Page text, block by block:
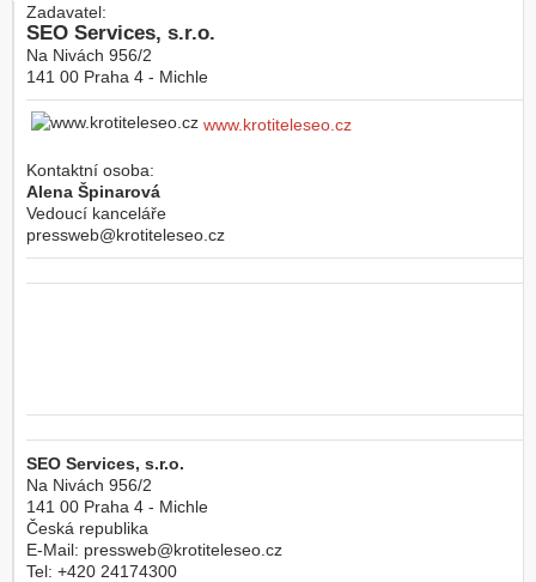
Zadavatel:
SEO Services, s.r.o.
Na Nivách 956/2
141 00 Praha 4 - Michle
www.krotiteleseo.cz
Kontaktní osoba:
Alena Špinarová
Vedoucí kanceláře
pressweb@krotiteleseo.cz
SEO Services, s.r.o.
Na Nivách 956/2
141 00 Praha 4 - Michle
Česká republika
E-Mail: pressweb@krotiteleseo.cz
Tel: +420 24174300